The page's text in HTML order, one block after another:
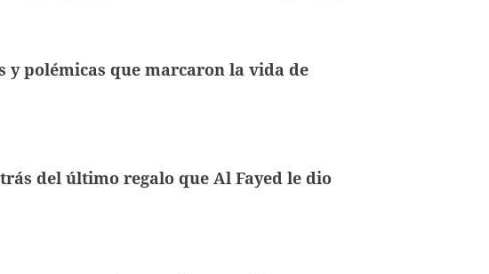
y polémicas que marcaron la vida de
del último regalo que Al Fayed le dio